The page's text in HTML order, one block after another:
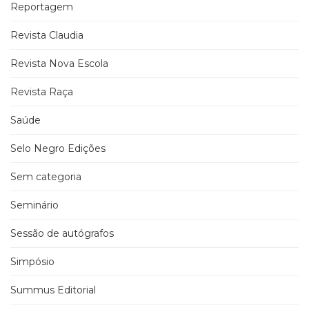
Reportagem
Revista Claudia
Revista Nova Escola
Revista Raça
Saúde
Selo Negro Edições
Sem categoria
Seminário
Sessão de autógrafos
Simpósio
Summus Editorial